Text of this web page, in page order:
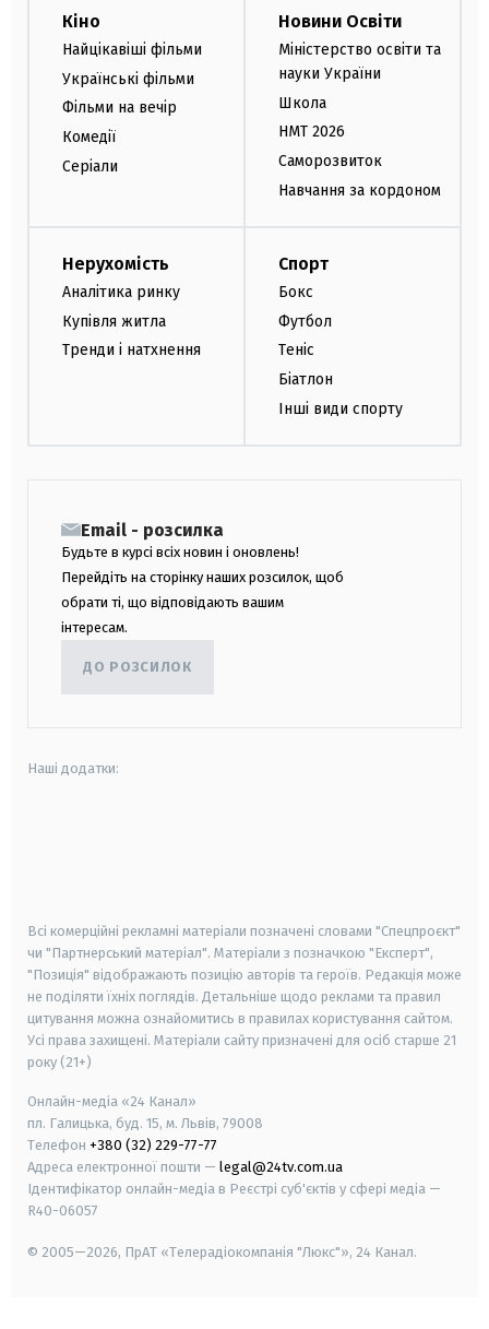
Кіно
Найцікавіші фільми
Українські фільми
Фільми на вечір
Комедії
Серіали
Новини Освіти
Міністерство освіти та
науки України
Школа
НМТ 2026
Саморозвиток
Навчання за кордоном
Нерухомість
Аналітика ринку
Купівля житла
Тренди і натхнення
Спорт
Бокс
Футбол
Теніс
Біатлон
Інші види спорту
Email - розсилка
Будьте в курсі всіх новин і оновлень!
Перейдіть на сторінку наших розсилок, щоб
обрати ті, що відповідають вашим
інтересам.
ДО РОЗСИЛОК
Наші додатки:
Всі комерційні рекламні матеріали позначені словами "Спецпроєкт"
чи "Партнерський матеріал". Матеріали з позначкою "Експерт",
"Позиція" відображають позицію авторів та героїв. Редакція може
не поділяти їхніх поглядів. Детальніше щодо реклами та правил
цитування можна ознайомитись в правилах користування сайтом.
Усі права захищені. Матеріали сайту призначені для осіб старше 21
року (21+)
Онлайн-медіа «24 Канал»
пл. Галицька, буд. 15, м. Львів, 79008
Телефон +380 (32) 229-77-77
Адреса електронної пошти — legal@24tv.com.ua
Ідентифікатор онлайн-медіа в Реєстрі суб'єктів у сфері медіа —
R40-06057
© 2005—2026, ПрАТ «Телерадіокомпанія "Люкс"», 24 Канал.